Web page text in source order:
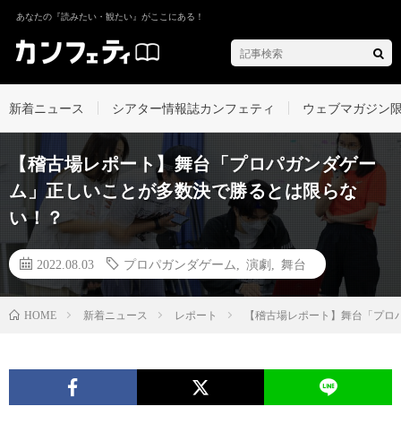
あなたの『読みたい・観たい』がここにある！
新着ニュース シアター情報誌カンフェティ ウェブマガジン
【稽古場レポート】舞台「プロパガンダゲー
ム」正しいことが多数決で勝るとは限らな
い！？
2022.08.03 プロパガンダゲーム 演劇 舞台
HOME 新着ニュース レポート 【稽古場レポート】舞台「プ